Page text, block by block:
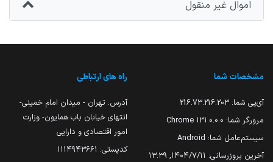
اموال غیر منقول
مشخصات شما
آی‌پی شما: 216.73.216.203
مرورگر شما: 131.0.0.0 Chrome
سیستم‌عامل شما: Android
آخرین بروزرسانی: ۱۴۰۴/۷/۱۱, ۱۳:۳۹
راه های ارتباطی
آدرس: تهران - میدان امام خمینی-
انتهای خیابان باب همایون- وزارت
امور اقتصادی و دارایی
کدپستی: ۱۱۱۴۹۴۳۶۶۱